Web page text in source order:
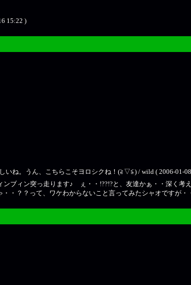
15:22 )
いね。うん、こちらこそヨロシクね！(≧▽≦) / wild ( 2006-01-
ブィン突っ走ります♪ ぇ・・!??!?と、友達かぁ・・深く考
・？？って、ワケわからないこと言ってみたシャオですが・